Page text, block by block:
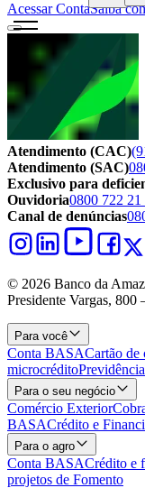
Acessar ContaSaiba
Atendimento (CAC)
Atendimento (SAC)
Exclusivo para
Ouvidoria0800 722 21
Canal de denúncias
© 2026 Banco da
Presidente Vargas,
Para você
Conta BASACartão de
microcréditoPrevidência
Para o seu negócio
Comércio Exterior
BASACrédito e
Para o agro
Conta BASACrédito e
projetos de Fomento